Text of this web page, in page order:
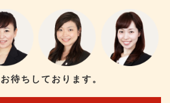
待ちしております。